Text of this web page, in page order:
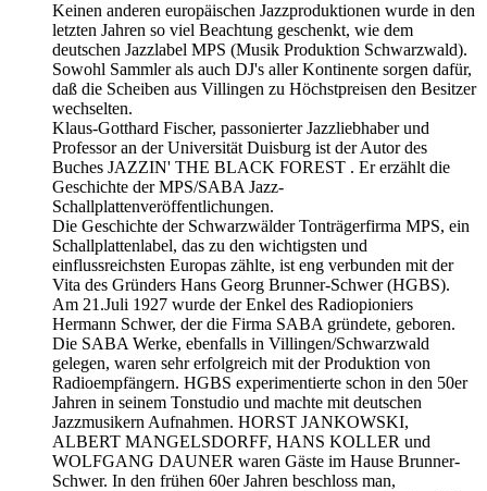
Keinen anderen europäischen Jazzproduktionen wurde in den
letzten Jahren so viel Beachtung geschenkt, wie dem
deutschen Jazzlabel MPS (Musik Produktion Schwarzwald).
Sowohl Sammler als auch DJ's aller Kontinente sorgen dafür,
daß die Scheiben aus Villingen zu Höchstpreisen den Besitzer
wechselten.
Klaus-Gotthard Fischer, passonierter Jazzliebhaber und
Professor an der Universität Duisburg ist der Autor des
Buches JAZZIN' THE BLACK FOREST . Er erzählt die
Geschichte der MPS/SABA Jazz-
Schallplattenveröffentlichungen.
Die Geschichte der Schwarzwälder Tonträgerfirma MPS, ein
Schallplattenlabel, das zu den wichtigsten und
einflussreichsten Europas zählte, ist eng verbunden mit der
Vita des Gründers Hans Georg Brunner-Schwer (HGBS).
Am 21.Juli 1927 wurde der Enkel des Radiopioniers
Hermann Schwer, der die Firma SABA gründete, geboren.
Die SABA Werke, ebenfalls in Villingen/Schwarzwald
gelegen, waren sehr erfolgreich mit der Produktion von
Radioempfängern. HGBS experimentierte schon in den 50er
Jahren in seinem Tonstudio und machte mit deutschen
Jazzmusikern Aufnahmen. HORST JANKOWSKI,
ALBERT MANGELSDORFF, HANS KOLLER und
WOLFGANG DAUNER waren Gäste im Hause Brunner-
Schwer. In den frühen 60er Jahren beschloss man,